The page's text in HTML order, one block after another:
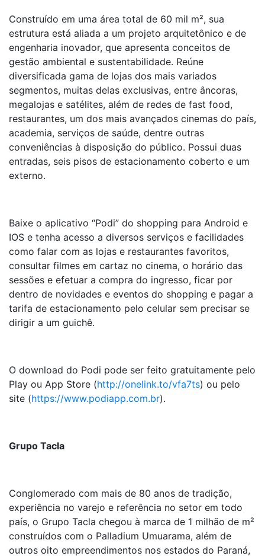
Construído em uma área total de 60 mil m², sua
estrutura está aliada a um projeto arquitetônico e de
engenharia inovador, que apresenta conceitos de
gestão ambiental e sustentabilidade. Reúne
diversificada gama de lojas dos mais variados
segmentos, muitas delas exclusivas, entre âncoras,
megalojas e satélites, além de redes de fast food,
restaurantes, um dos mais avançados cinemas do país,
academia, serviços de saúde, dentre outras
conveniências à disposição do público. Possui duas
entradas, seis pisos de estacionamento coberto e um
externo.
Baixe o aplicativo “Podi” do shopping para Android e
IOS e tenha acesso a diversos serviços e facilidades
como falar com as lojas e restaurantes favoritos,
consultar filmes em cartaz no cinema, o horário das
sessões e efetuar a compra do ingresso, ficar por
dentro de novidades e eventos do shopping e pagar a
tarifa de estacionamento pelo celular sem precisar se
dirigir a um guichê.
O download do Podi pode ser feito gratuitamente pelo
Play ou App Store (http://onelink.to/vfa7ts) ou pelo
site (https://www.podiapp.com.br).
Grupo Tacla
Conglomerado com mais de 80 anos de tradição,
experiência no varejo e referência no setor em todo
país, o Grupo Tacla chegou à marca de 1 milhão de m²
construídos com o Palladium Umuarama, além de
outros oito empreendimentos nos estados do Paraná,